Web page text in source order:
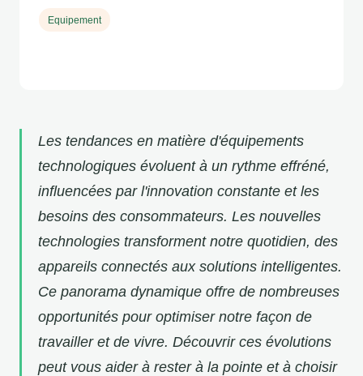
Les tendances en matière d'équipements
technologiques évoluent à un rythme effréné,
influencées par l'innovation constante et les
besoins des consommateurs. Les nouvelles
technologies transforment notre quotidien, des
appareils connectés aux solutions intelligentes.
Ce panorama dynamique offre de nombreuses
opportunités pour optimiser notre façon de
travailler et de vivre. Découvrir ces évolutions
peut vous aider à rester à la pointe et à choisir
Equipement